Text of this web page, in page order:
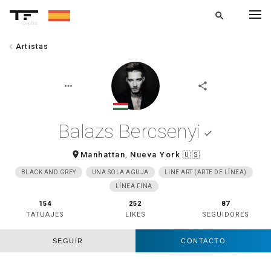
alpha
search
chevron_left Artistas
more_horiz share
Balazs Bercsenyi done
room Manhattan, Nueva York 🇺🇸
BLACK AND GREY UNA SOLA AGUJA LINE ART (ARTE DE LÍNEA)
LÍNEA FINA
154
TATUAJES
252
LIKES
87
SEGUIDORES
SEGUIR CONTACTO